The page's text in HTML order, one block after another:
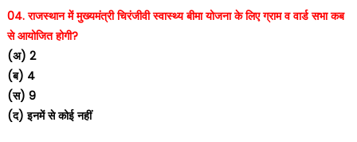
04. राजस्थान में मुख्यमंत्री चिरंजीवी स्वास्थ्य बीमा योजना के लिए ग्राम व वार्ड सभा कब
से आयोजित होगी?
(अ) 2
(ब) 4
(स) 9
(द) इनमें से कोई नहीं